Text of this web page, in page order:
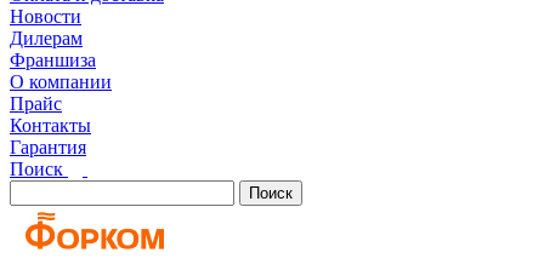
Новости
Дилерам
Франшиза
О компании
Прайс
Контакты
Гарантия
Поиск
Поиск